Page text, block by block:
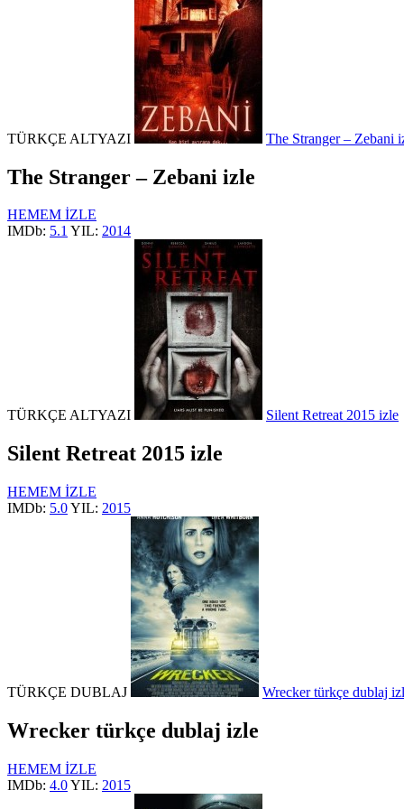
TÜRKÇE ALTYAZI The Stranger – Zebani
The Stranger – Zebani izle
HEMEM İZLE
IMDb: 5.1 YIL: 2014
TÜRKÇE ALTYAZI Silent Retreat 2015 izle
Silent Retreat 2015 izle
HEMEM İZLE
IMDb: 5.0YIL: 2015
TÜRKÇE DUBLAJ Wrecker türkçe dublaj
Wrecker türkçe dublaj izle
HEMEM İZLE
IMDb: 4.0YIL: 2015